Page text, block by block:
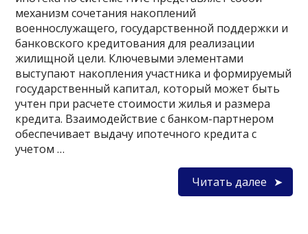
механизм сочетания накоплений
военнослужащего, государственной поддержки и
банковского кредитования для реализации
жилищной цели. Ключевыми элементами
выступают накопления участника и формируемый
государственный капитал, который может быть
учтен при расчете стоимости жилья и размера
кредита. Взаимодействие с банком-партнером
обеспечивает выдачу ипотечного кредита с
учетом …
Читать далее